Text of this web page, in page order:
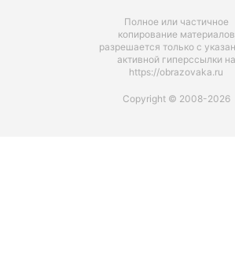
Полное или частичное
копирование материалов
разрешается только с
активной гиперссылки на
https://obrazovaka.ru
Copyright © 2008-2026